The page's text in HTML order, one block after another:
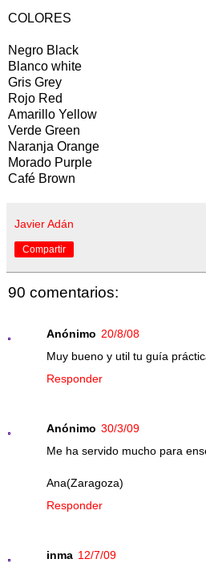
COLORES
Negro Black
Blanco white
Gris Grey
Rojo Red
Amarillo Yellow
Verde Green
Naranja Orange
Morado Purple
Café Brown
Javier Adán
Compartir
90 comentarios:
Anónimo 20/8/08
Muy bueno y util tu guía
Responder
Anónimo 30/3/09
Me ha servido mucho para
Ana(Zaragoza)
Responder
inma 12/7/09